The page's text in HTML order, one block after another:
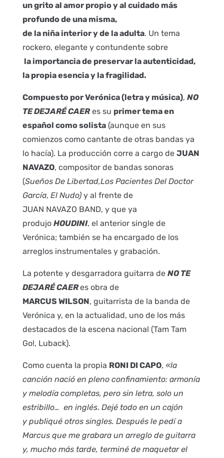
un grito al amor propio y al cuidado más
profundo de una misma,
de la niña interior y de la adulta. Un tema
rockero, elegante y contundente sobre
la importancia de preservar la autenticidad,
la propia esencia y la fragilidad.
Compuesto por Verónica (letra y música), NO
TE DEJARÉ CAERes su primer tema en
español como solista(aunque en sus
comienzos como cantante de otras bandas ya
lo hacía). La producción corre a cargo de JUAN
NAVAZO, compositor de bandas sonoras
(Sueños De Libertad,Los Pacientes Del Doctor
García, El Nudo) y al frente de
JUAN NAVAZO BAND, y que ya
produjo HOUDINI, el anterior single de
Verónica; también se ha encargado de los
arreglos instrumentales y grabación.
La potente y desgarradora guitarra de NO TE
DEJARÉ CAERes obra de
MARCUS WILSON, guitarrista de la banda de
Verónica y, en la actualidad, uno de los más
destacados de la escena nacional (Tam Tam
Go!, Luback).
Como cuenta la propia RONI DI CAPO, «la
canción nació en pleno confinamiento: armonía
y melodía completas, pero sin letra, solo un
estribillo… en inglés. Dejé todo en un cajón
y publiqué otros singles. Después le pedí a
Marcus que me grabara un arreglo de guitarra
y, mucho más tarde, terminé de maquetar el